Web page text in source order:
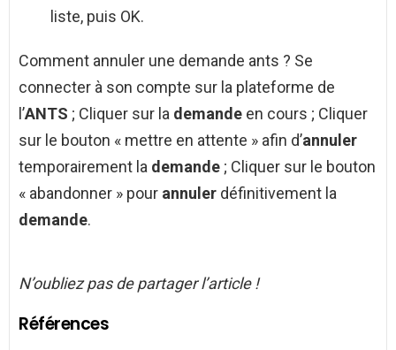
liste, puis OK.
Comment annuler une demande ants ? Se
connecter à son compte sur la plateforme de
l’ANTS ; Cliquer sur la demande en cours ; Cliquer
sur le bouton « mettre en attente » afin d’annuler
temporairement la demande ; Cliquer sur le bouton
« abandonner » pour annuler définitivement la
demande.
N’oubliez pas de partager l’article !
Références